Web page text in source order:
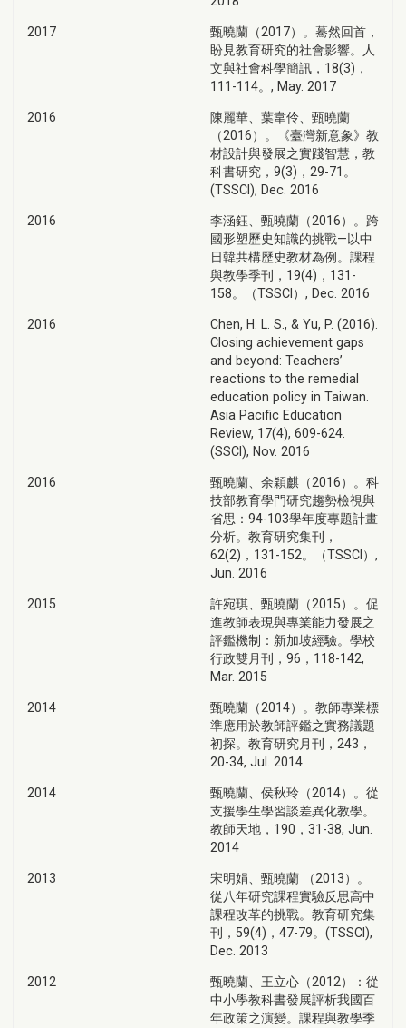
2017
甄曉蘭（2017）。驀然回首，
盼見教育研究的社會影響。人
文與社會科學簡訊，18(3)，
111-114。, May. 2017
2016
陳麗華、葉韋伶、甄曉蘭
（2016）。《臺灣新意象》教
材設計與發展之實踐智慧，教
科書研究，9(3)，29-71。
(TSSCI), Dec. 2016
2016
李涵鈺、甄曉蘭（2016）。跨
國形塑歷史知識的挑戰—以中
日韓共構歷史教材為例。課程
與教學季刊，19(4)，131-
158。（TSSCI）, Dec. 2016
2016
Chen, H. L. S., & Yu, P. (2016).
Closing achievement gaps
and beyond: Teachers’
reactions to the remedial
education policy in Taiwan.
Asia Pacific Education
Review, 17(4), 609-624.
(SSCI), Nov. 2016
2016
甄曉蘭、余穎麒（2016）。科
技部教育學門研究趨勢檢視與
省思：94-103學年度專題計畫
分析。教育研究集刊，
62(2)，131-152。（TSSCI）,
Jun. 2016
2015
許宛琪、甄曉蘭（2015）。促
進教師表現與專業能力發展之
評鑑機制：新加坡經驗。學校
行政雙月刊，96，118-142,
Mar. 2015
2014
甄曉蘭（2014）。教師專業標
準應用於教師評鑑之實務議題
初探。教育研究月刊，243，
20-34, Jul. 2014
2014
甄曉蘭、侯秋玲（2014）。從
支援學生學習談差異化教學。
教師天地，190，31-38, Jun.
2014
2013
宋明娟、甄曉蘭 （2013）。
從八年研究課程實驗反思高中
課程改革的挑戰。教育研究集
刊，59(4)，47-79。(TSSCI),
Dec. 2013
2012
甄曉蘭、王立心（2012）：從
中小學教科書發展評析我國百
年政策之演變。課程與教學季